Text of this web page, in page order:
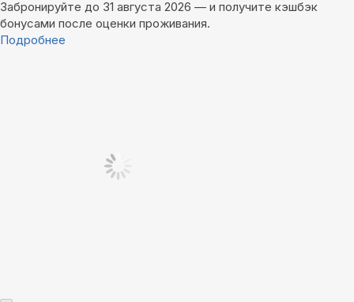
Забронируйте до 31 августа 2026 — и получите кэшбэк
бонусами после оценки проживания.
Подробнее